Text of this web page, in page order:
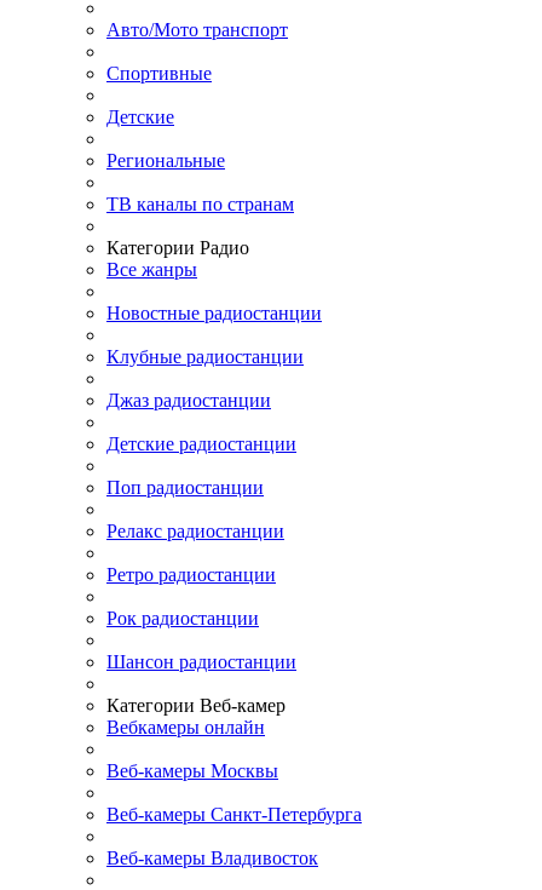
Авто/Мото транспорт
Спортивные
Детские
Региональные
ТВ каналы по странам
Категории Радио
Все жанры
Новостные радиостанции
Клубные радиостанции
Джаз радиостанции
Детские радиостанции
Поп радиостанции
Релакс радиостанции
Ретро радиостанции
Рок радиостанции
Шансон радиостанции
Категории Веб-камер
Вебкамеры онлайн
Веб-камеры Москвы
Веб-камеры Санкт-Петербурга
Веб-камеры Владивосток